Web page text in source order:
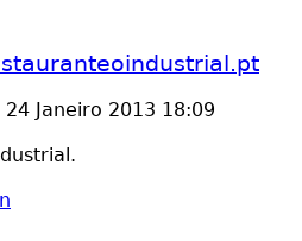
Janeiro 2013 18:09